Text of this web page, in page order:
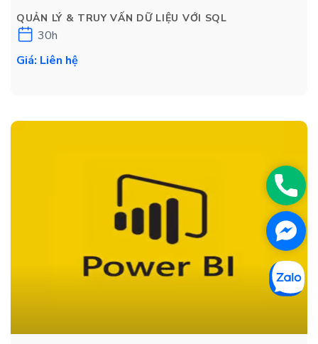
QUẢN LÝ & TRUY VẤN DỮ LIỆU VỚI SQL
30h
Giá: Liên hệ
Phone